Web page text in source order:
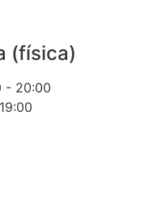
(física)
- 20:00